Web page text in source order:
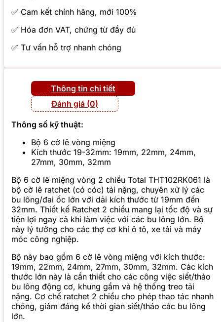
✅ Cam kết chính hãng, mới 100%
✅ Hóa đơn VAT, chứng từ đầy đủ
✅ Tư vấn hỗ trợ nhanh chóng
Thông tin chi tiết
Đánh giá (0)
Thông số kỹ thuật:
Bộ 6 cờ lê vòng miệng
Kích thước 19-32mm: 19mm, 22mm, 24mm,
27mm, 30mm, 32mm
Bộ 6 cờ lê miệng vòng 2 chiều Total THT102RK061 là
bộ cờ lê ratchet (có cóc) tải nặng, chuyên xử lý các
bu lông/đai ốc lớn với dải kích thước từ 19mm đến
32mm. Thiết kế Ratchet 2 chiều mang lại tốc độ và sự
tiện lợi ngay cả khi làm việc với các bu lông lớn. Bộ
này lý tưởng cho các thợ cơ khí ô tô, xe tải và máy
móc công nghiệp.
Bộ này bao gồm 6 cờ lê vòng miệng với kích thước:
19mm, 22mm, 24mm, 27mm, 30mm, 32mm. Các kích
thước lớn này là cần thiết cho các công việc siết/tháo
bu lông động cơ, khung gầm và hệ thống treo tải
nặng. Cơ chế ratchet 2 chiều cho phép thao tác nhanh
chóng, giảm đáng kể thời gian siết/tháo các bu lông
lớn.